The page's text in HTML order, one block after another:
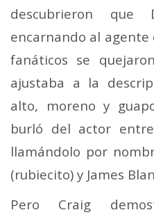
descubrieron que
encarnando al agente
fanáticos se
ajustaba a la
alto, moreno y
burló del actor
llamándolo por
(rubiecito) y James
Pero Craig